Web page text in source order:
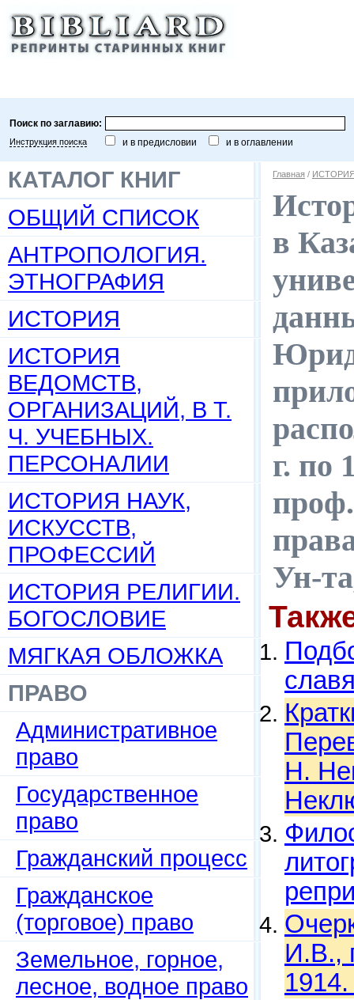
Поиск по заглавию:
Инструкция поиска и в предисловии и в оглавлении
КАТАЛОГ КНИГ
ОБЩИЙ СПИСОК
АНТРОПОЛОГИЯ.
ЭТНОГРАФИЯ
ИСТОРИЯ
ИСТОРИЯ
ВЕДОМСТВ,
ОРГАНИЗАЦИЙ, В Т.
Ч. УЧЕБНЫХ.
ПЕРСОНАЛИИ
ИСТОРИЯ НАУК,
ИСКУССТВ,
ПРОФЕССИЙ
ИСТОРИЯ РЕЛИГИИ.
БОГОСЛОВИЕ
МЯГКАЯ ОБЛОЖКА
ПРАВО
Административное
право
Государственное
право
Гражданский процесс
Гражданское
(торговое) право
Земельное, горное,
лесное, водное право
Главная /
в
г. по
Ун-
Н.
И.В.,